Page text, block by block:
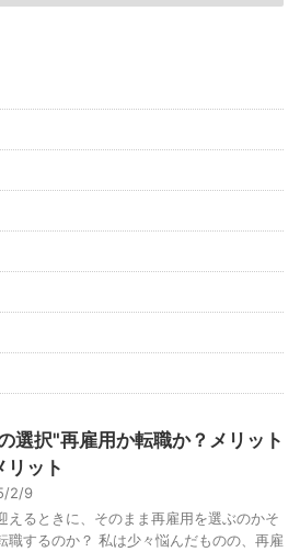
選択"再雇用か転職か？メリット
リット
2/9
えるときに、そのまま再雇用を選ぶのかそ
職するのか？ 私は少々悩んだものの、再雇